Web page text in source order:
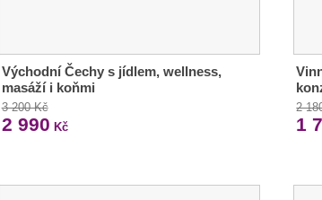
Východní Čechy s jídlem, wellness,
masáží i koňmi
3 200 Kč
2 990 Kč
2
1